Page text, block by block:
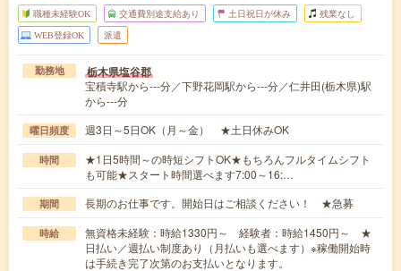
職種未経験OK 交通費別途支給あり 土日祝日が休み 残業なし
WEB登録OK 派遣
勤務地 栃木県塩谷郡
宝積寺駅から---分／下野花岡駅から---分／仁井田(栃木県)駅
から---分
曜日頻度 週3日～5日OK（月～金） ★土日休みOK
時間
★1日5時間～の時短シフトOK★もちろんフルタイムシフト
も可能★スタート時間選べます7:00～16:…
期間 長期のお仕事です。開始日はご相談ください！ ★急募
時給
無資格未経験：時給1330円～ 経験者：時給1450円～ ★
日払い／週払い制度あり（月払いも選べます）※稼働開始時
は手続き完了次第のお支払いとなります。